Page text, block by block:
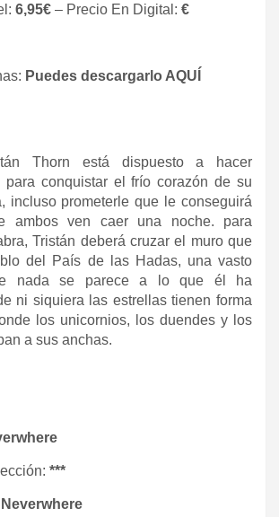
6,95€ – Precio En Digital: €
Puedes descargarlo AQUÍ
Thorn está dispuesto a hacer
para conquistar el frío corazón de su
incluso prometerle que le conseguirá
ambos ven caer una noche. para
Tristán deberá cruzar el muro que
del País de las Hadas, una vasto
nada se parece a lo que él ha
ni siquiera las estrellas tienen forma
los unicornios, los duendes y los
a sus anchas.
***
Neverwhere